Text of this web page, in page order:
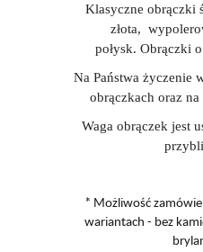
Klasyczne obrączki
złota,
połysk. Obrączki
Na Państwa życzenie
obrączkach oraz na
Waga obrączek jest
* Możliwość
wariantach - bez